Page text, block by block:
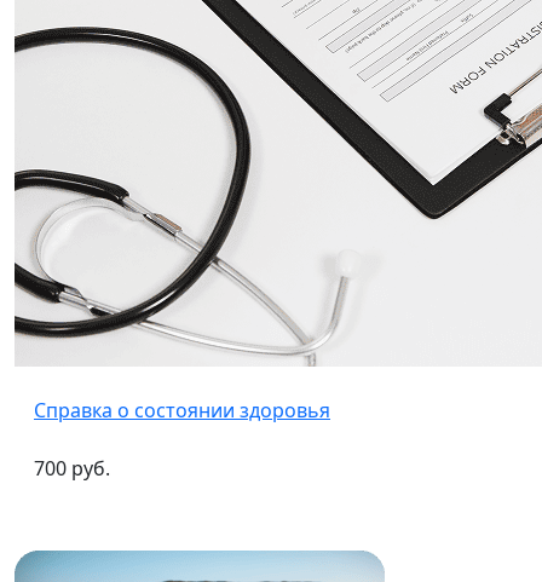
Справка о состоянии здоровья
700 руб.